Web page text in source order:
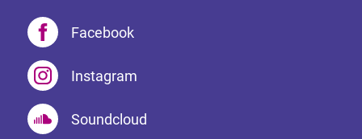
Facebook
Instagram
Soundcloud